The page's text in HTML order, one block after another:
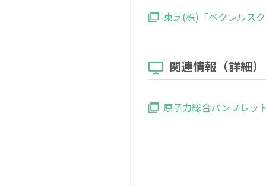
東芝(株)「ベクレルス
関連情報（詳細）
原子力総合パンフレッ